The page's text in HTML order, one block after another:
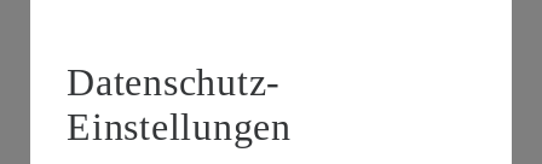
Datenschutz-
Einstellungen